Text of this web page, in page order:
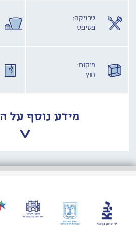
טכניקה:
פסיפס
מיקום:
חוץ
מידע נוסף על